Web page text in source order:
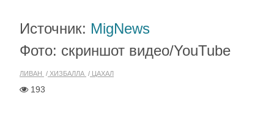
Источник: MigNews
Фото: скриншот видео/YouTube
ЛИВАН ХИЗБАЛЛА ЦАХАЛ
193